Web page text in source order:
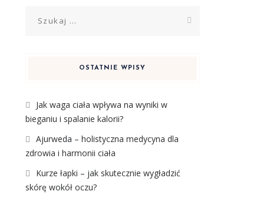
OSTATNIE WPISY
Jak waga ciała wpływa na wyniki w
bieganiu i spalanie kalorii?
Ajurweda – holistyczna medycyna dla
zdrowia i harmonii ciała
Kurze łapki – jak skutecznie wygładzić
skórę wokół oczu?